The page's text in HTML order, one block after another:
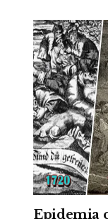
Epidemia